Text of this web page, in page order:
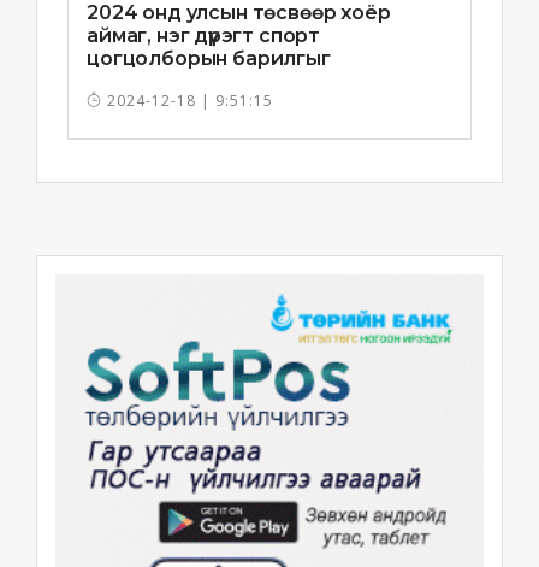
2024 онд улсын төсвөөр хоёр
аймаг, нэг дүүрэгт спорт
цогцолборын барилгыг
2024-12-18 | 9:51:15